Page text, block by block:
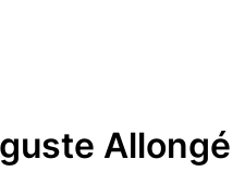
Allongé